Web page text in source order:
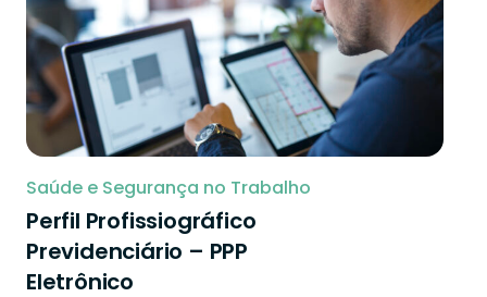
Saúde e Segurança no Trabalho
Perfil Profissiográfico
Previdenciário – PPP
Eletrônico